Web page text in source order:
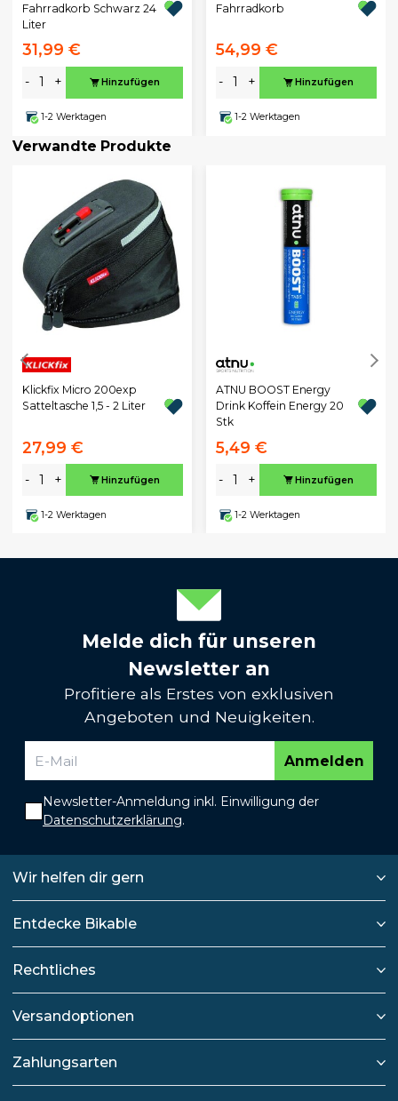
Fahrradkorb Schwarz 24
Liter
31,99 €
- + Hinzufügen
1-2 Werktagen
Fahrradkorb
54,99 €
- + Hinzufügen
1-2 Werktagen
Verwandte Produkte
Klickfix Micro 200exp
Satteltasche 1,5 - 2 Liter
27,99 €
- + Hinzufügen
1-2 Werktagen
ATNU BOOST Energy
Drink Koffein Energy 20
Stk
5,49 €
- + Hinzufügen
1-2 Werktagen
Melde dich für unseren
Newsletter an
Profitiere als Erstes von exklusiven
Angeboten und Neuigkeiten.
Anmelden
Newsletter-Anmeldung inkl. Einwilligung der
Datenschutzerklärung.
Wir helfen dir gern
Entdecke Bikable
Rechtliches
Versandoptionen
Zahlungsarten